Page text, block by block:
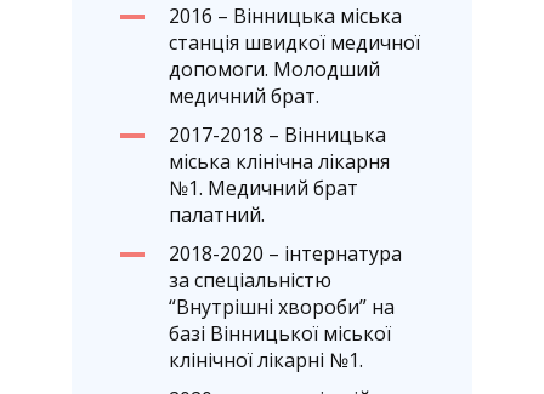
2016 – Вінницька міська
станція швидкої медичної
допомоги. Молодший
медичний брат.
2017-2018 – Вінницька
міська клінічна лікарня
№1. Медичний брат
палатний.
2018-2020 – інтернатура
за спеціальністю
“Внутрішні хвороби” на
базі Вінницької міської
клінічної лікарні №1.